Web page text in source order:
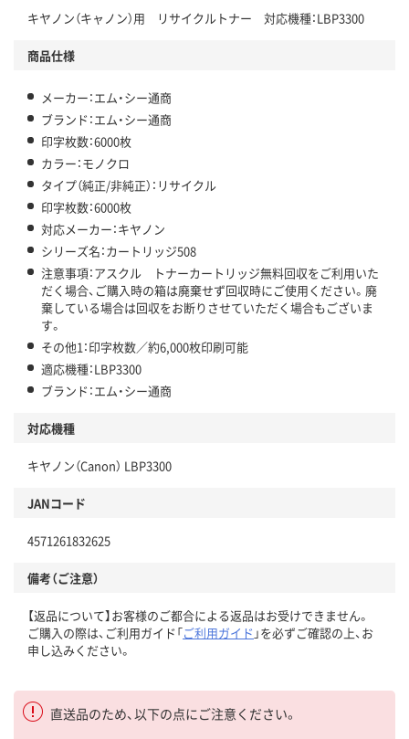
キヤノン（キャノン）用 リサイクルトナー 対応機種：LBP3300
商品仕様
メーカー：エム・シー通商
ブランド：エム・シー通商
印字枚数：6000枚
カラー：モノクロ
タイプ（純正/非純正）：リサイクル
印字枚数：6000枚
対応メーカー：キヤノン
シリーズ名：カートリッジ508
注意事項：アスクル トナーカートリッジ無料回収をご利用いた
だく場合、ご購入時の箱は廃棄せず回収時にご使用ください。廃
棄している場合は回収をお断りさせていただく場合もございま
す。
その他1：印字枚数／約6,000枚印刷可能
適応機種：LBP3300
ブランド：エム・シー通商
対応機種
キヤノン（Canon） LBP3300
JANコード
4571261832625
備考（ご注意）
【返品について】お客様のご都合による返品はお受けできません。
ご購入の際は、ご利用ガイド「ご利用ガイド 」を必ずご確認の上、お
申し込みください。
直送品のため、以下の点にご注意ください。